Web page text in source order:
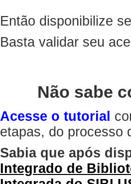
Então disponibilize
Basta validar seu
Não sabe
Acesse o tutorial
etapas, do processo
Sabia que após
Integrado de